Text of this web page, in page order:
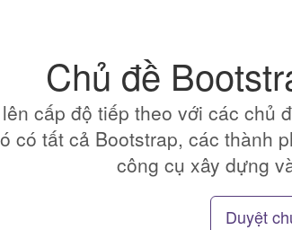
Chủ đề
cấp độ tiếp theo với các chủ
có tất cả Bootstrap, các thành
công cụ xây dựng
Duyệt